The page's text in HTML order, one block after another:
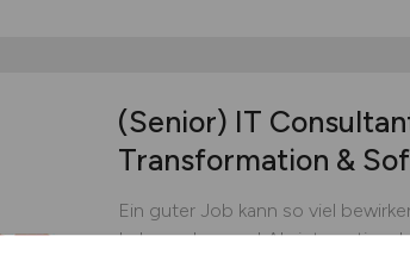
(Senior) IT
Transformation &
Ein guter Job kann so viel
Lebenschancen! Als